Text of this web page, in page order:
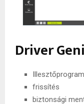
Driver
frissítés
biztonsági